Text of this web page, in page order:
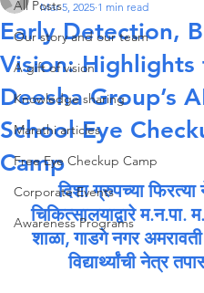
All Posts
Our story and our team
A gift of vision
Knowledge sharing
Marathi articles
Free Eye Checkup Camp
Corporate Events
Awareness Programs
Early Detection,
Vision: Highlights
Deesha Group’s
School Eye
Camp
Mar 5, 2025 1 min read
दिशा ग्रुपच्या
चिकित्सालयाद्वारे म.न.पा.
शाळा, गाडगे नगर
विद्यार्थ्यांची नेत्र